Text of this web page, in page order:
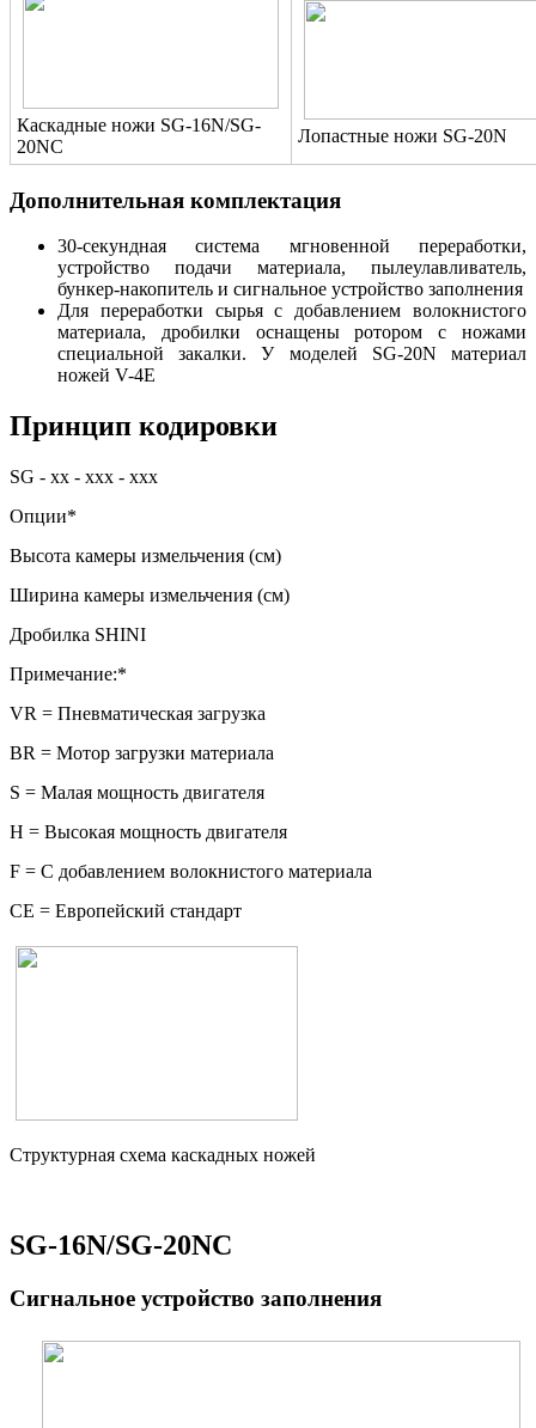
Каскадные ножи SG-16N/SG-
20NC
Лопастные ножи SG-20N
Дополнительная комплектация
30-секундная система мгновенной переработки,
устройство подачи материала, пылеулавливатель,
бункер-накопитель и сигнальное устройство заполнения
Для переработки сырья с добавлением волокнистого
материала, дробилки оснащены ротором с ножами
специальной закалки. У моделей SG-20N материал
ножей V-4E
Принцип кодировки
SG - xx - xxx - xxx
Опции*
Высота камеры измельчения (см)
Ширина камеры измельчения (см)
Дробилка SHINI
Примечание:*
VR = Пневматическая загрузка
BR = Мотор загрузки материала
S = Малая мощность двигателя
Н = Высокая мощность двигателя
F = С добавлением волокнистого материала
СЕ = Европейский стандарт
Структурная схема каскадных ножей
SG-16N/SG-20NC
Сигнальное устройство заполнения